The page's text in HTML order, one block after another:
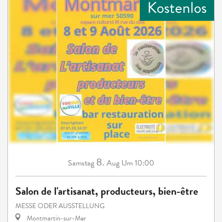
Kostenlos
Samstag 8. Aug Um 10:00
Salon de l'artisanat, producteurs, bien-être
MESSE ODER AUSSTELLUNG
Montmartin-sur-Mer